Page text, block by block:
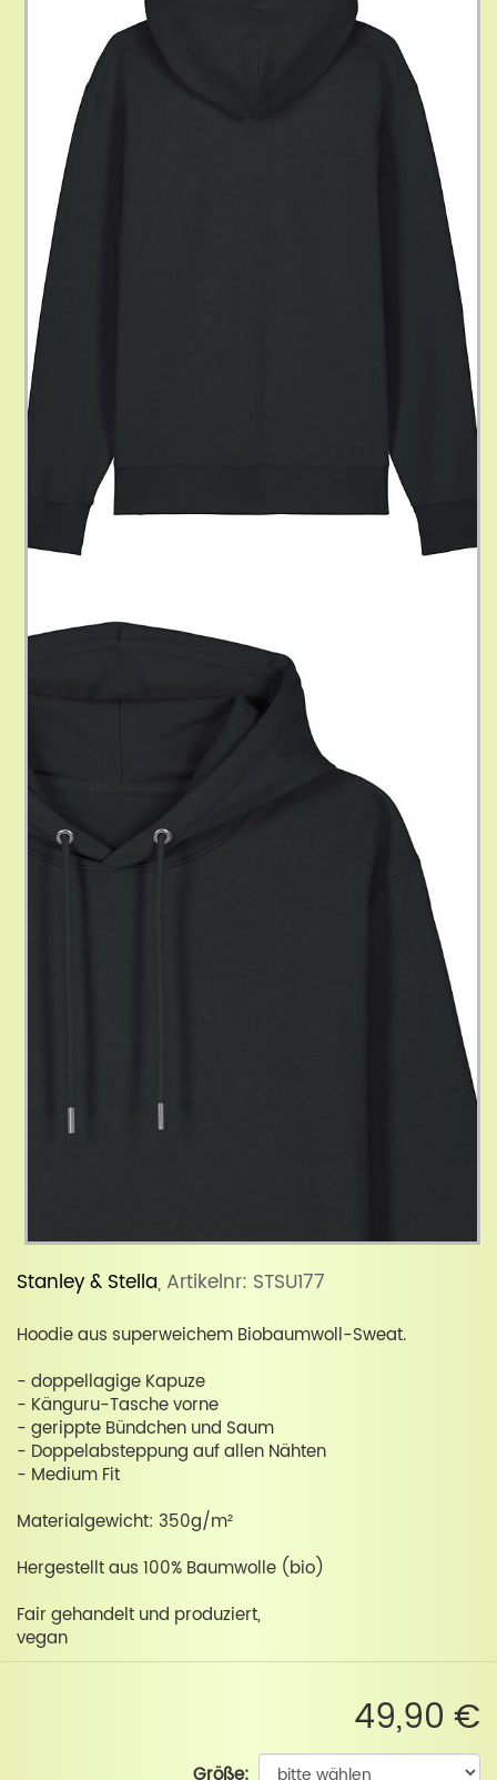
Stanley & Stella, Artikelnr: STSU177
Hoodie aus superweichem Biobaumwoll-Sweat.
- doppellagige Kapuze
- Känguru-Tasche vorne
- gerippte Bündchen und Saum
- Doppelabsteppung auf allen Nähten
- Medium Fit
Materialgewicht: 350g/m²
Hergestellt aus 100% Baumwolle (bio)
Fair gehandelt und produziert,
vegan
49,90 €